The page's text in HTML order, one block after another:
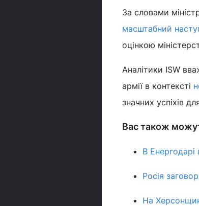
За словами
масштабний
оцінкою
Аналітики ISW
армії в контексті
значних успіхів
Вас також
В
Росія
На